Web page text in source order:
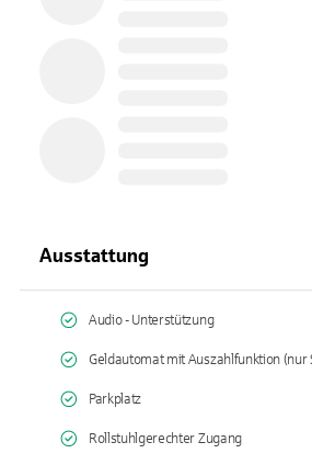
Ausstattung
Audio - Unterstützung
Geldautomat mit Auszahlfunktion (nur
Parkplatz
Rollstuhlgerechter Zugang